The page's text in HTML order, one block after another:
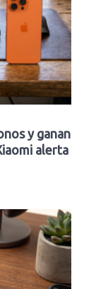
y ganan
alerta